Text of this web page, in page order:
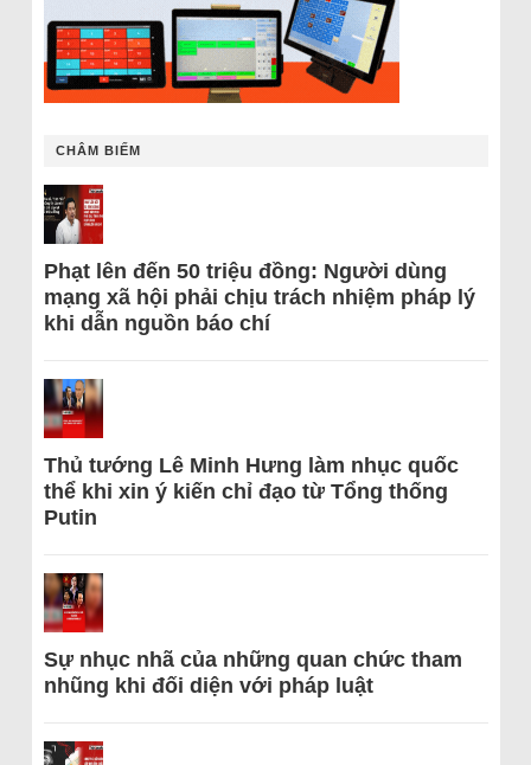
CHÂM BIẾM
Phạt lên đến 50 triệu đồng: Người dùng
mạng xã hội phải chịu trách nhiệm pháp lý
khi dẫn nguồn báo chí
Thủ tướng Lê Minh Hưng làm nhục quốc
thể khi xin ý kiến chỉ đạo từ Tổng thống
Putin
Sự nhục nhã của những quan chức tham
nhũng khi đối diện với pháp luật